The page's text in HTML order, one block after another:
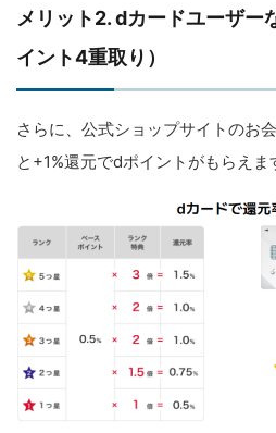
メリット2. dカードユーザー
イント4重取り）
さらに、公式ショップサイトのお
と+1%還元でdポイントがもらえま